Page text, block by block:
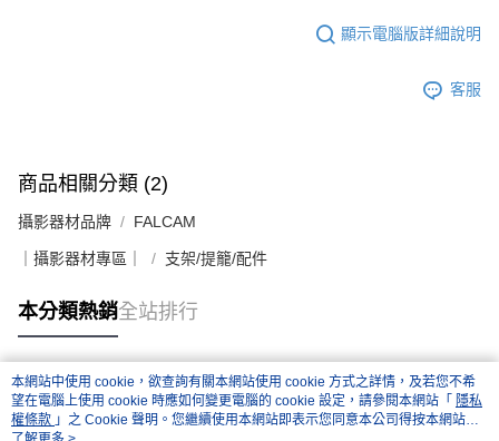
顯示電腦版詳細說明
客服
商品相關分類 (2)
攝影器材品牌 FALCAM
｜攝影器材專區｜ 支架/提籠/配件
本分類熱銷全站排行
熱門標籤
本網站中使用 cookie，欲查詢有關本網站使用 cookie 方式之詳情，及若您不希
望在電腦上使用 cookie 時應如何變更電腦的 cookie 設定，請參閱本網站「 隱私
權條款 」之 Cookie 聲明。您繼續使用本網站即表示您同意本公司得按本網站使